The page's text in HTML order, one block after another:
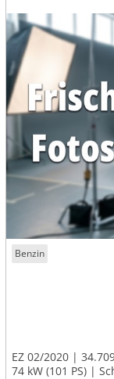
Benzin
EZ 02/2020
74 kW (101 PS)